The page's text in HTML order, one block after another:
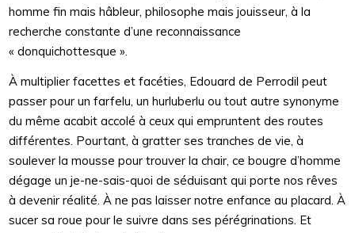
homme fin mais hâbleur, philosophe mais jouisseur, à la
recherche constante d’une reconnaissance
« donquichottesque ».
À multiplier facettes et facéties, Edouard de Perrodil peut
passer pour un farfelu, un hurluberlu ou tout autre synonyme
du même acabit accolé à ceux qui empruntent des routes
différentes. Pourtant, à gratter ses tranches de vie, à
soulever la mousse pour trouver la chair, ce bougre d’homme
dégage un je-ne-sais-quoi de séduisant qui porte nos rêves
à devenir réalité. À ne pas laisser notre enfance au placard. À
sucer sa roue pour le suivre dans ses pérégrinations. Et